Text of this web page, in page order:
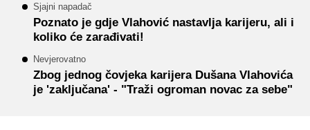
Sjajni napadač
Poznato je gdje Vlahović nastavlja karijeru, ali i
koliko će zarađivati!
Nevjerovatno
Zbog jednog čovjeka karijera Dušana Vlahovića
je 'zaključana' - "Traži ogroman novac za sebe"